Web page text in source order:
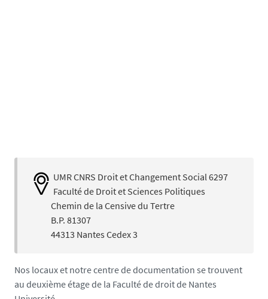
UMR CNRS Droit et Changement Social 6297
Faculté de Droit et Sciences Politiques
Chemin de la Censive du Tertre
B.P. 81307
44313 Nantes Cedex 3
Nos locaux et notre centre de documentation se trouvent
au deuxième étage de la Faculté de droit de Nantes